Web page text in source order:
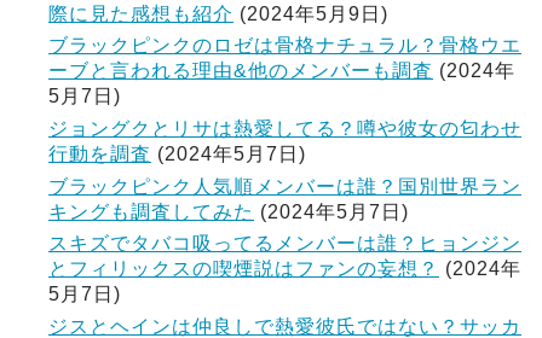
際に見た感想も紹介 (2024年5月9日)
ブラックピンクのロゼは骨格ナチュラル？骨格ウエ
ーブと言われる理由&他のメンバーも調査 (2024年
5月7日)
ジョングクとリサは熱愛してる？噂や彼女の匂わせ
行動を調査 (2024年5月7日)
ブラックピンク人気順メンバーは誰？国別世界ラン
キングも調査してみた (2024年5月7日)
スキズでタバコ吸ってるメンバーは誰？ヒョンジン
とフィリックスの喫煙説はファンの妄想？
(2024年
5月7日)
ジスとヘインは仲良しで熱愛彼氏ではない？サッカ